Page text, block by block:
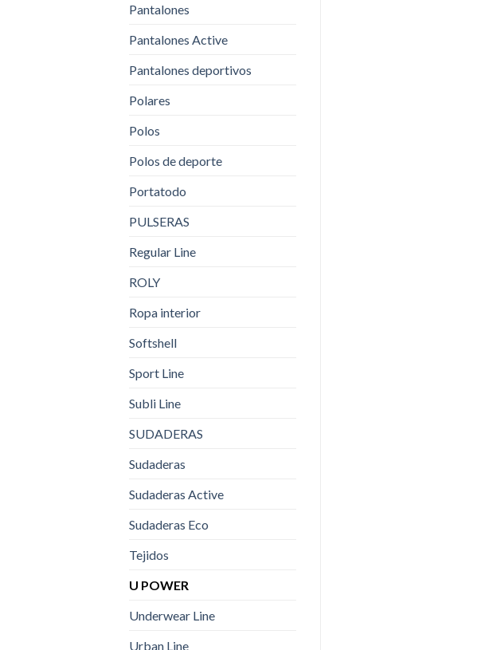
Pantalones
Pantalones Active
Pantalones deportivos
Polares
Polos
Polos de deporte
Portatodo
PULSERAS
Regular Line
ROLY
Ropa interior
Softshell
Sport Line
Subli Line
SUDADERAS
Sudaderas
Sudaderas Active
Sudaderas Eco
Tejidos
U POWER
Underwear Line
Urban Line